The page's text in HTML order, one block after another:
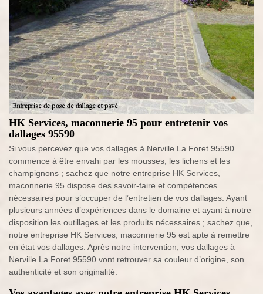
HK Services, maconnerie 95 pour entretenir vos
dallages 95590
Si vous percevez que vos dallages à Nerville La Foret 95590
commence à être envahi par les mousses, les lichens et les
champignons ; sachez que notre entreprise HK Services,
maconnerie 95 dispose des savoir-faire et compétences
nécessaires pour s’occuper de l’entretien de vos dallages. Ayant
plusieurs années d’expériences dans le domaine et ayant à notre
disposition les outillages et les produits nécessaires ; sachez que,
notre entreprise HK Services, maconnerie 95 est apte à remettre
en état vos dallages. Après notre intervention, vos dallages à
Nerville La Foret 95590 vont retrouver sa couleur d’origine, son
authenticité et son originalité.